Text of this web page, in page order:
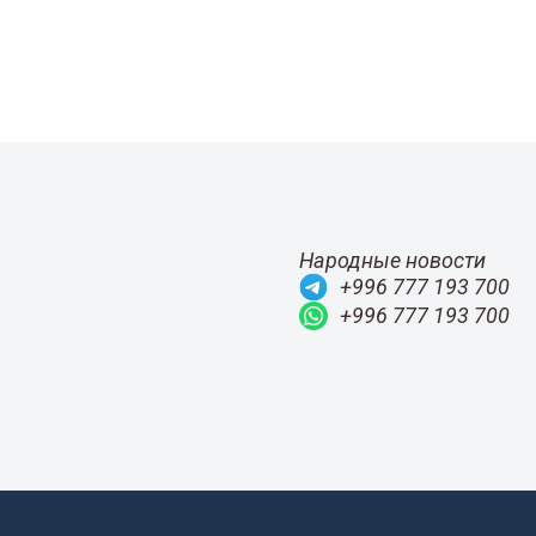
Народные новости
+996 777 193 700
+996 777 193 700